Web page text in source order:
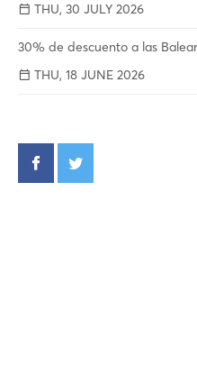
THU, 30 JULY 2026
30% de descuento a las
THU, 18 JUNE 2026